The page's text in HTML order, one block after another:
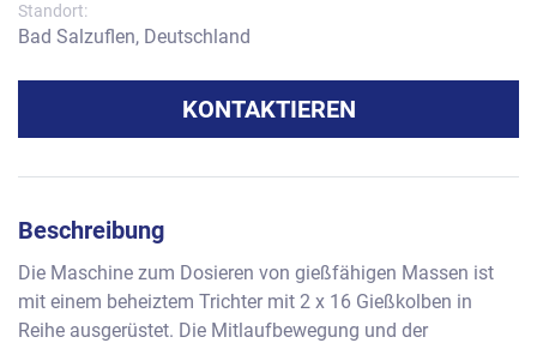
Standort:
Bad Salzuflen, Deutschland
KONTAKTIEREN
Beschreibung
Die Maschine zum Dosieren von gießfähigen Massen ist
mit einem beheiztem Trichter mit 2 x 16 Gießkolben in
Reihe ausgerüstet. Die Mitlaufbewegung und der